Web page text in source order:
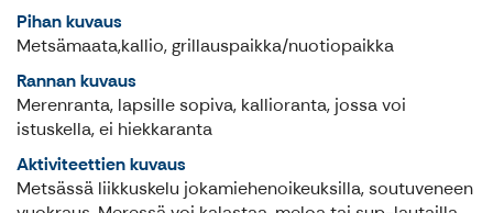
Pihan kuvaus
Metsämaata,kallio, grillauspaikka/nuotiopaikka
Rannan kuvaus
Merenranta, lapsille sopiva, kallioranta, jossa voi
istuskella, ei hiekkaranta
Aktiviteettien kuvaus
Metsässä liikkuskelu jokamiehenoikeuksilla, soutuveneen